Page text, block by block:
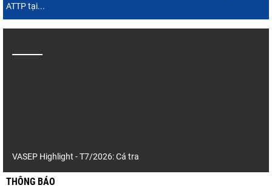
ATTP tại...
VASEP Highlight - T7/2026: Cá tra
THÔNG BÁO